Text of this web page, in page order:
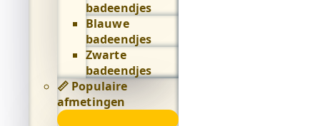
badeendjes
Blauwe
badeendjes
Zwarte
badeendjes
📏 Populaire
afmetingen